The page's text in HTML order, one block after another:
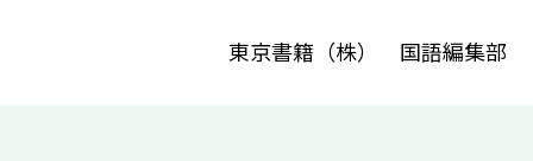
東京書籍（株） 国語編集部